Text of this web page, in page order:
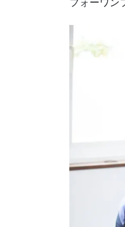
フォーワン